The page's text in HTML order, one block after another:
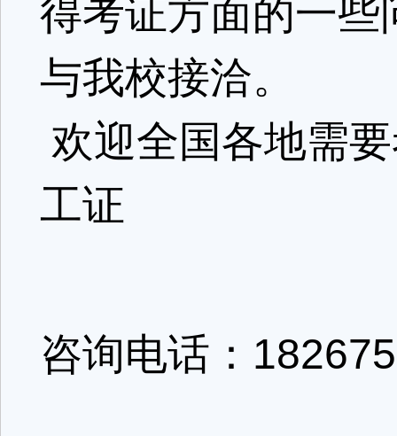
得考证方面的一
与我校接洽。
欢迎全国各地需
工证
咨询电话：